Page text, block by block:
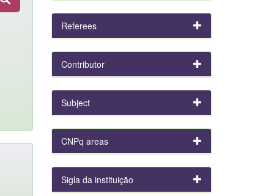
Referees
Contributor
Subject
CNPq areas
Sigla da instituição